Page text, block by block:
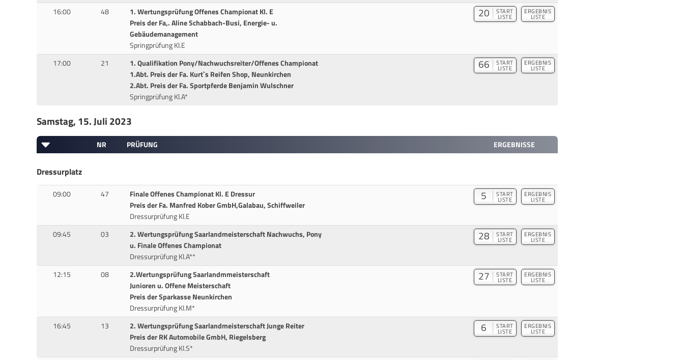
16:00 48
1. Wertungsprüfung Offenes Championat Kl. E
Preis der Fa,. Aline Schabbach-Busi, Energie- u.
Gebäudemanagement
Springprüfung Kl.E
20 START
LISTE
ERGEBNIS
LISTE
17:00 21
1. Qualifikation Pony/Nachwuchsreiter/Offenes Championat
1.Abt. Preis der Fa. Kurt`s Reifen Shop, Neunkirchen
2.Abt. Preis der Fa. Sportpferde Benjamin Wulschner
Springprüfung Kl.A*
66 START
LISTE
ERGEBNIS
LISTE
Samstag, 15. Juli 2023
NR PRÜFUNG ERGEBNISSE
Dressurplatz
09:00 47
Finale Offenes Championat Kl. E Dressur
Preis der Fa. Manfred Kober GmbH,Galabau, Schiffweiler
Dressurprüfung Kl.E
5 START
LISTE
ERGEBNIS
LISTE
09:45 03
2. Wertungsprüfung Saarlandmeisterschaft Nachwuchs, Pony
u. Finale Offenes Championat
Dressurprüfung Kl.A**
28 START
LISTE
ERGEBNIS
LISTE
12:15 08
2.Wertungsprüfung Saarlandmmeisterschaft
Junioren u. Offene Meisterschaft
Preis der Sparkasse Neunkirchen
Dressurprüfung Kl.M*
27 START
LISTE
ERGEBNIS
LISTE
16:45 13
2. Wertungsprüfung Saarlandmeisterschaft Junge Reiter
Preis der RK Automobile GmbH, Riegelsberg
Dressurprüfung Kl.S*
6 START
LISTE
ERGEBNIS
LISTE